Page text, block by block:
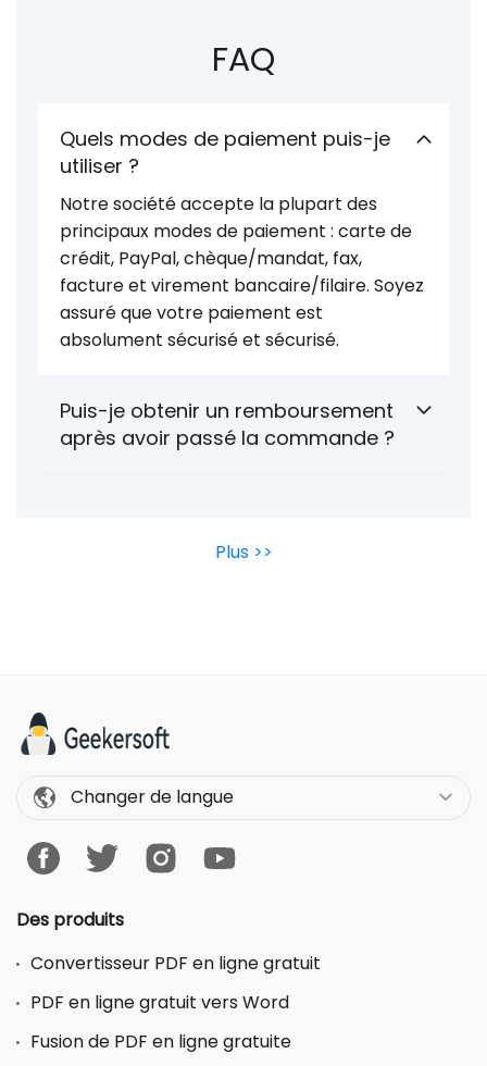
FAQ
Quels modes de paiement puis-je
utiliser ?
Notre société accepte la plupart des
principaux modes de paiement : carte de
crédit, PayPal, chèque/mandat, fax,
facture et virement bancaire/filaire. Soyez
assuré que votre paiement est
absolument sécurisé et sécurisé.
Puis-je obtenir un remboursement
après avoir passé la commande ?
Plus >>
Changer de langue
Des produits
Convertisseur PDF en ligne gratuit
PDF en ligne gratuit vers Word
Fusion de PDF en ligne gratuite